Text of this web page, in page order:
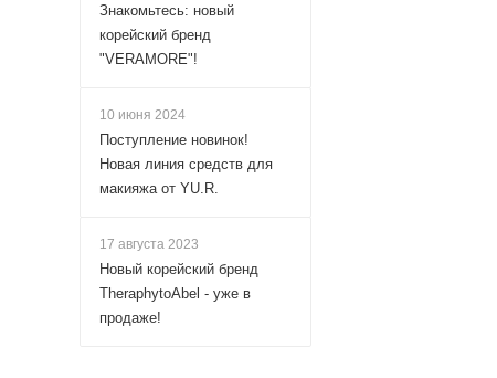
Знакомьтесь: новый
корейский бренд
"VERAMORE"!
10 июня 2024
Поступление новинок!
Новая линия средств для
макияжа от YU.R.
17 августа 2023
Новый корейский бренд
TheraphytoAbel - уже в
продаже!